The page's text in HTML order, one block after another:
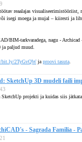
reaalajas
või isegi moega ja mujal – kiiresti ja
BIM-tarkvaradega, nagu -
paljud muud.
bit.ly/2TyGvQWja proovi tasuta
SketchUp 3D mudeli faili
projekti ja kuidas siis
- Sagrada Familia -